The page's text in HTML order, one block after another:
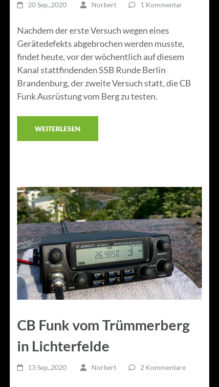
20 Sep.,2020 Norbert 1 Kommentar
Nachdem der erste Versuch wegen eines
Gerätedefekts abgebrochen werden musste,
findet heute, vor der wöchentlich auf diesem
Kanal stattfindenden SSB Runde Berlin
Brandenburg, der zweite Versuch statt, die CB
Funk Ausrüstung vom Berg zu testen.
WEITERLESEN
CB Funk vom Trümmerberg
in Lichterfelde
13 Sep.,2020 Norbert 2 Kommentare